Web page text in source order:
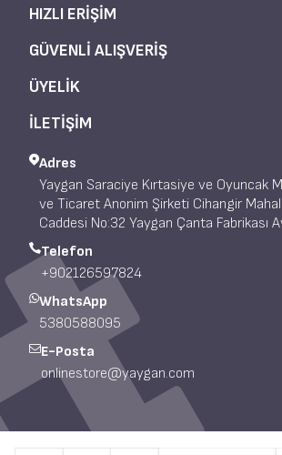
HIZLI ERIŞIM
GÜVENLI ALIŞVERIŞ
ÜYELIK
İLETİŞİM
Adres
Yaygan Saraciye Kırtasiye ve Oyuncak
ve Ticaret Anonim Şirketi Cihangir
Caddesi No:32 Yaygan Çanta Fabrikası
Telefon
+902126597824
WhatsApp
5380588095
E-Posta
onlinestore@yaygan.com